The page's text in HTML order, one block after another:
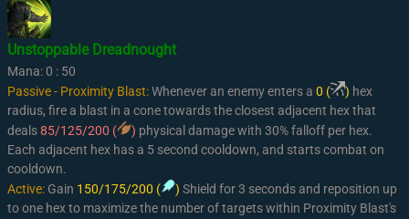
Unstoppable Dreadnought
Mana: 0 : 50
Passive - Proximity Blast:Whenever an enemy enters a 0 ( ) hex
radius, fire a blast in a cone towards the closest adjacent hex that
deals85/125/200 ( ) physical damage with 30% falloff per hex.
Each adjacent hex has a 5 second cooldown, and starts combat on
cooldown.
Active: Gain 150/175/200 ( ) Shield for 3 seconds and reposition up
to one hex to maximize the number of targets within Proximity Blast's